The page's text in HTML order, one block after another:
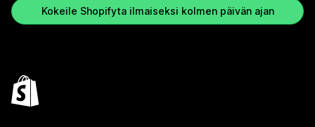
Kokeile Shopifyta ilmaiseksi kolmen päivän ajan